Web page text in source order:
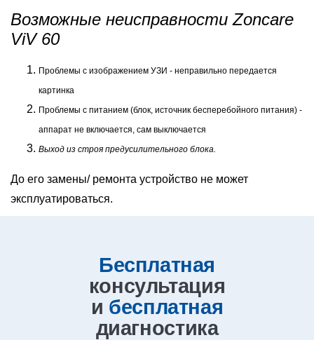
Возможные неисправности Zoncare
ViV 60
Проблемы с изображением УЗИ - неправильно передается
картинка
Проблемы с питанием (блок, источник бесперебойного питания) -
аппарат не включается, сам выключается
Выход из строя предусилительного блока.
До его замены/ ремонта устройство не может
эксплуатироваться.
Бесплатная
консультация
и бесплатная
диагностика